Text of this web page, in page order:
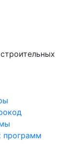
программ